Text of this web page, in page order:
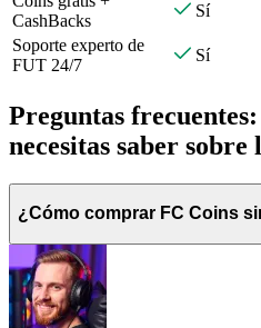
CashBacks
Sí
Soporte experto de
FUT 24/7
Sí
Preguntas
necesitas saber sobre
¿Cómo comprar FC Coins